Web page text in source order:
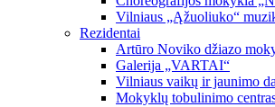
Vilniaus „Ąžuoliuko“
Rezidentai
Artūro Noviko džiazo
Galerija „VARTAI“
Vilniaus vaikų ir jaunimo
Mokyklų tobulinimo